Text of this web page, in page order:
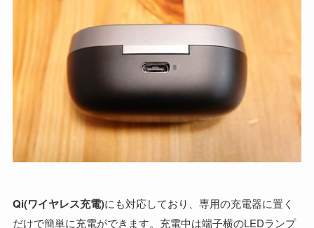
Qi(ワイヤレス充電)にも対応しており、専用の充電器に置く
だけで簡単に充電ができます。充電中は端子横のLEDランプ